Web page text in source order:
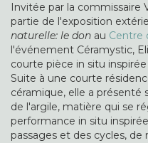
Invitée par la commissaire
partie de l'exposition
naturelle: le don au Centre
l'événement Céramystic,
courte pièce in situ
Suite à une courte
céramique, elle a présenté
de l'argile, matière qui se
performance in situ
passages et des cycles, de